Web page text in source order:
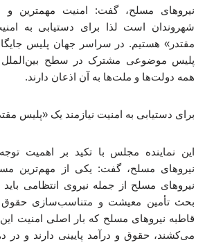
نیروهای مسلح، گفت: امنیت مهمترین و
شهروندان است لذا برای دستیابی به
مقتدر» هستیم. در سراسر جهان پلیس
پلیس موضوعی مشترک در سطح
همه دولت‌ها و ملت‌ها به آن اذعان دارند.
برای دستیابی به امنیت نیازمند یک «پلیس
این نماینده مجلس با تکید بر اهمیت
نیروهای مسلح، گفت: یکی از مهم‌ترین
نیروهای مسلح از جمله نیروی انتظامی باید
بحث تأمین معیشت و متناسب‌سازی حقوق
قاطبه نیروهای مسلح که بار اصلی امنیت
می‌کشند، حقوق و درآمد پایینی دارند و در